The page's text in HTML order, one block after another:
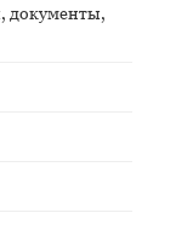
документы,